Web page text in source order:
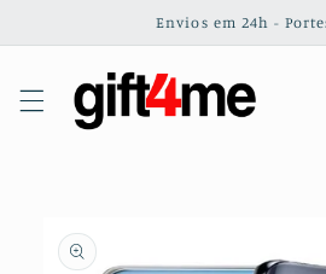
conteúdo
Envios em 24h -
informação